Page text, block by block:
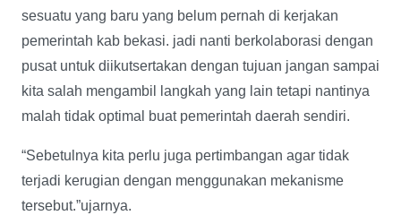
sesuatu yang baru yang belum pernah di kerjakan
pemerintah kab bekasi. jadi nanti berkolaborasi dengan
pusat untuk diikutsertakan dengan tujuan jangan sampai
kita salah mengambil langkah yang lain tetapi nantinya
malah tidak optimal buat pemerintah daerah sendiri.
“Sebetulnya kita perlu juga pertimbangan agar tidak
terjadi kerugian dengan menggunakan mekanisme
tersebut.”ujarnya.